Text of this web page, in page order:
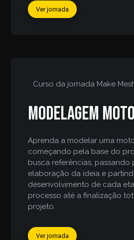
Ver jornada
Curso da jornada Make
Modelagem
Aprenda a modelar uma
começando pela base do
busca referências, passando
elaboração da ideia e
desenvolvimento de cada
processo até a finalização
projeto.
Ver jornada